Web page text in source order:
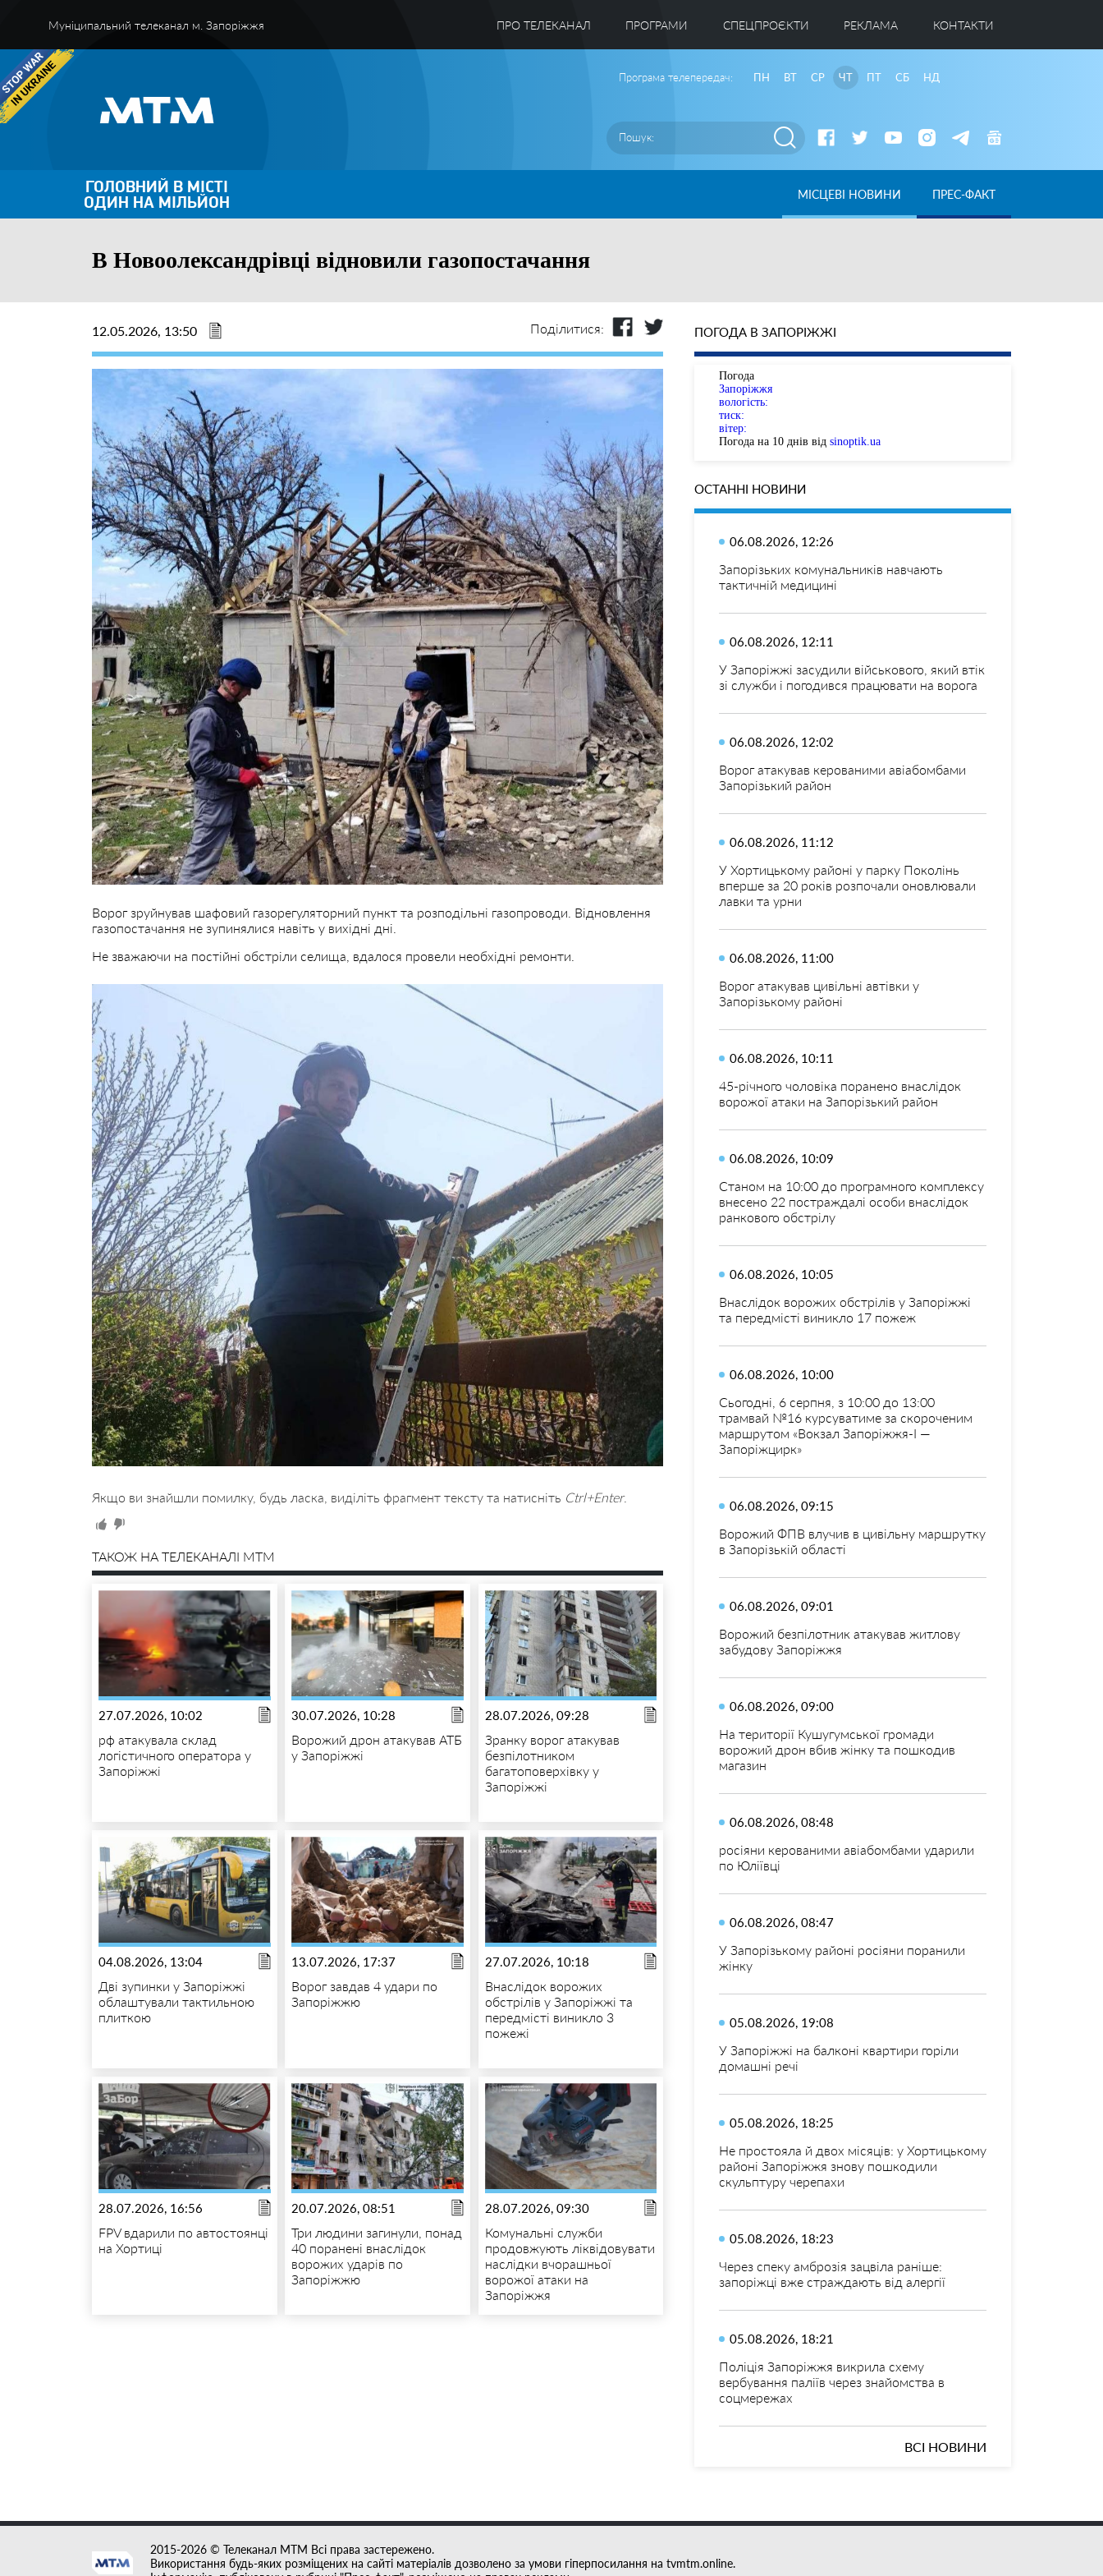
Муніципальний телеканал м. Запоріжжя ПРО ТЕЛЕКАНАЛ ПРОГРАМИ CПЕЦПРОЄКТИ РЕКЛАМА КОНТАКТИ
Програма телепередач: ПН ВТ СР ЧТ ПТ СБ НД
ГОЛОВНИЙ В МІСТІ
ОДИН НА МІЛЬЙОН МІСЦЕВІ НОВИНИ ПРЕС-ФАКТ
В Новоолександрівці відновили газопостачання
12.05.2026, 13:50 Поділитися:
Ворог зруйнував шафовий газорегуляторний пункт та розподільні газопроводи. Відновлення
газопостачання не зупинялися навіть у вихідні дні.
Не зважаючи на постійні обстріли селища, вдалося провели необхідні ремонти.
Якщо ви знайшли помилку, будь ласка, виділіть фрагмент тексту та натисніть Ctrl+Enter.
ТАКОЖ НА ТЕЛЕКАНАЛІ MTM
27.07.2026, 10:02
рф атакувала склад
логістичного оператора у
Запоріжжі
30.07.2026, 10:28
Ворожий дрон атакував АТБ
у Запоріжжі
28.07.2026, 09:28
Зранку ворог атакував
безпілотником
багатоповерхівку у
Запоріжжі
04.08.2026, 13:04
Дві зупинки у Запоріжжі
облаштували тактильною
плиткою
13.07.2026, 17:37
Ворог завдав 4 удари по
Запоріжжю
27.07.2026, 10:18
Внаслідок ворожих
обстрілів у Запоріжжі та
передмісті виникло 3
пожежі
28.07.2026, 16:56
FPV вдарили по автостоянці
на Хортиці
20.07.2026, 08:51
Три людини загинули, понад
40 поранені внаслідок
ворожих ударів по
Запоріжжю
28.07.2026, 09:30
Комунальні служби
продовжують ліквідовувати
наслідки вчорашньої
ворожої атаки на
Запоріжжя
ПОГОДА В ЗАПОРІЖЖІ
Погода
Запоріжжя
вологість:
тиск:
вітер:
Погода на 10 днів від sinoptik.ua
ОСТАННІ НОВИНИ
06.08.2026, 12:26
Запорізьких комунальників навчають
тактичній медицині
06.08.2026, 12:11
У Запоріжжі засудили військового, який втік
зі служби і погодився працювати на ворога
06.08.2026, 12:02
Ворог атакував керованими авіабомбами
Запорізький район
06.08.2026, 11:12
У Хортицькому районі у парку Поколінь
вперше за 20 років розпочали оновлювали
лавки та урни
06.08.2026, 11:00
Ворог атакував цивільні автівки у
Запорізькому районі
06.08.2026, 10:11
45-річного чоловіка поранено внаслідок
ворожої атаки на Запорізький район
06.08.2026, 10:09
Станом на 10:00 до програмного комплексу
внесено 22 постраждалі особи внаслідок
ранкового обстрілу
06.08.2026, 10:05
Внаслідок ворожих обстрілів у Запоріжжі
та передмісті виникло 17 пожеж
06.08.2026, 10:00
Сьогодні, 6 серпня, з 10:00 до 13:00
трамвай №16 курсуватиме за скороченим
маршрутом «Вокзал Запоріжжя-I —
Запоріжцирк»
06.08.2026, 09:15
Ворожий ФПВ влучив в цивільну маршрутку
в Запорізькій області
06.08.2026, 09:01
Ворожий безпілотник атакував житлову
забудову Запоріжжя
06.08.2026, 09:00
На території Кушугумської громади
ворожий дрон вбив жінку та пошкодив
магазин
06.08.2026, 08:48
росіяни керованими авіабомбами ударили
по Юліївці
06.08.2026, 08:47
У Запорізькому районі росіяни поранили
жінку
05.08.2026, 19:08
У Запоріжжі на балконі квартири горіли
домашні речі
05.08.2026, 18:25
Не простояла й двох місяців: у Хортицькому
районі Запоріжжя знову пошкодили
скульптуру черепахи
05.08.2026, 18:23
Через спеку амброзія зацвіла раніше:
запоріжці вже страждають від алергії
05.08.2026, 18:21
Поліція Запоріжжя викрила схему
вербування паліїв через знайомства в
соцмережах
ВСІ НОВИНИ
2015-2026 © Телеканал MTM Всі права застережено.
Використання будь-яких розміщених на сайті матеріалів дозволено за умови гіперпосилання на tvmtm.online.